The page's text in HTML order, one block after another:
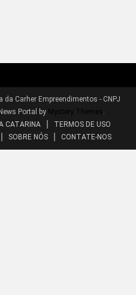
Carher Empreendimentos - CNPJ
Portal by Mystery Themes .
CATARINA
TERMOS DE USO
SOBRE NÓS CONTATE-NOS